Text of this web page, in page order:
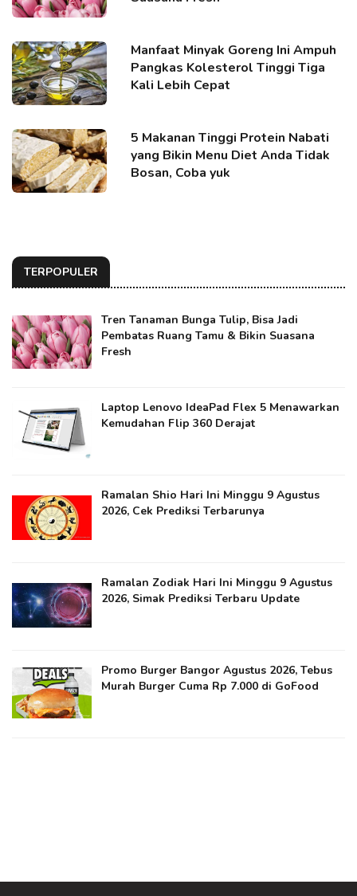
Manfaat Minyak Goreng Ini Ampuh
Pangkas Kolesterol Tinggi Tiga
Kali Lebih Cepat
5 Makanan Tinggi Protein Nabati
yang Bikin Menu Diet Anda Tidak
Bosan, Coba yuk
TERPOPULER
Tren Tanaman Bunga Tulip, Bisa Jadi
Pembatas Ruang Tamu & Bikin Suasana
Fresh
Laptop Lenovo IdeaPad Flex 5 Menawarkan
Kemudahan Flip 360 Derajat
Ramalan Shio Hari Ini Minggu 9 Agustus
2026, Cek Prediksi Terbarunya
Ramalan Zodiak Hari Ini Minggu 9 Agustus
2026, Simak Prediksi Terbaru Update
Promo Burger Bangor Agustus 2026, Tebus
Murah Burger Cuma Rp 7.000 di GoFood